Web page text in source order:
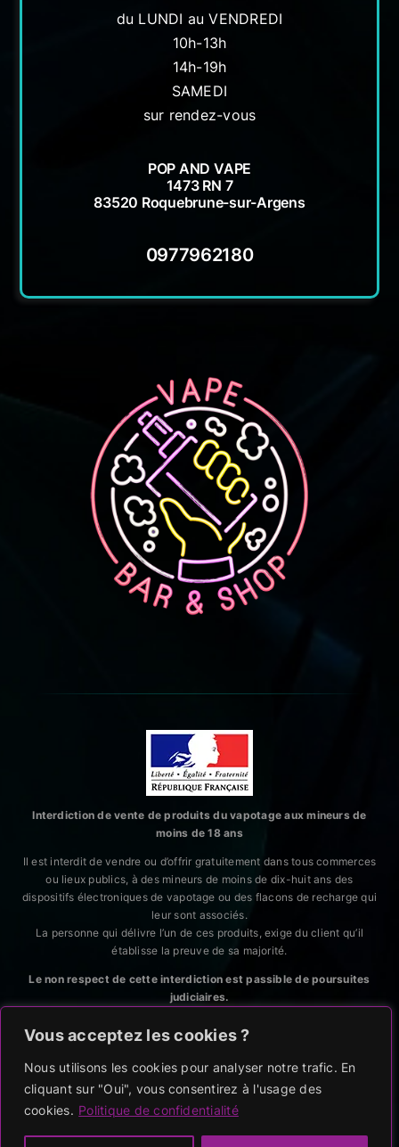
Vous acceptez les cookies ?
Nous utilisons les cookies pour analyser notre trafic. En
cliquant sur "Oui", vous consentirez à l'usage des
cookies. Politique de confidentialité
du LUNDI au VENDREDI
10h-13h
14h-19h
SAMEDI
sur rendez-vous
POP AND VAPE
1473 RN 7
83520 Roquebrune-sur-Argens
0977962180
Interdiction de vente de produits du vapotage aux mineurs de
moins de 18 ans
Il est interdit de vendre ou d’offrir gratuitement dans tous commerces
ou lieux publics, à des mineurs de moins de dix-huit ans des
dispositifs électroniques de vapotage ou des flacons de recharge qui
leur sont associés.
La personne qui délivre l’un de ces produits, exige du client qu’il
établisse la preuve de sa majorité.
Le non respect de cette interdiction est passible de poursuites
judiciaires.
2023-2024 ©POP AND VAPETous droits réservés